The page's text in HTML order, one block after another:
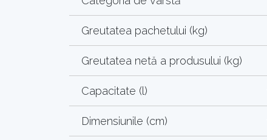
Greutatea pachetului (kg)
Greutatea netă a produsului (kg)
Capacitate (l)
Dimensiunile (cm)